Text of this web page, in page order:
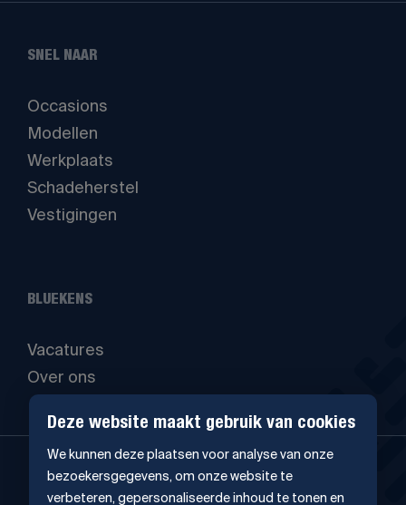
Deze website maakt gebruik van cookies
We kunnen deze plaatsen voor analyse van onze
bezoekersgegevens, om onze website te
verbeteren, gepersonaliseerde inhoud te tonen en
SNEL NAAR
Occasions
Modellen
Werkplaats
Schadeherstel
Vestigingen
BLUEKENS
Vacatures
Over ons